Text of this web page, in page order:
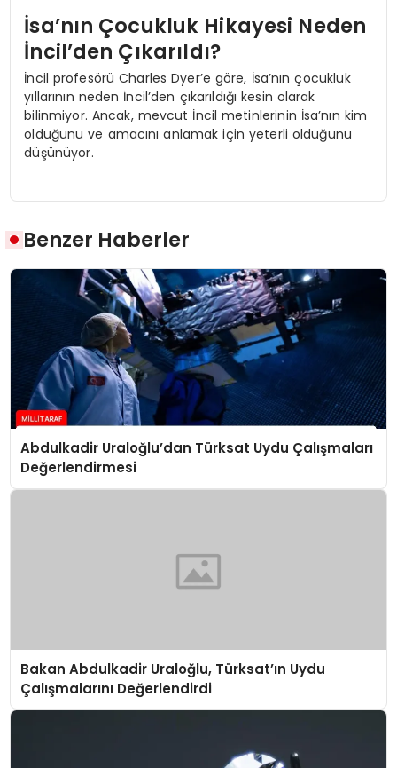
İsa’nın Çocukluk Hikayesi Neden
İncil’den Çıkarıldı?
İncil profesörü Charles Dyer’e göre, İsa’nın çocukluk
yıllarının neden İncil’den çıkarıldığı kesin olarak
bilinmiyor. Ancak, mevcut İncil metinlerinin İsa’nın kim
olduğunu ve amacını anlamak için yeterli olduğunu
düşünüyor.
Benzer Haberler
Abdulkadir Uraloğlu’dan Türksat Uydu Çalışmaları
Değerlendirmesi
Bakan Abdulkadir Uraloğlu, Türksat’ın Uydu
Çalışmalarını Değerlendirdi